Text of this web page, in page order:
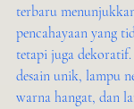
terbaru
pencahayaan yang
tetapi juga
desain unik, lampu
warna hangat, dan